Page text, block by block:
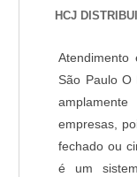
HCJ
Atendimento
São Paulo O
empresas,
fechado ou
é um